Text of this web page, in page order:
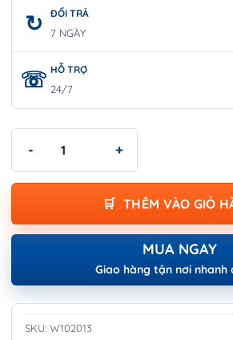
ĐỔI TRẢ
7 NGÀY
HỖ TRỢ
24/7
THÊM VÀO GIỎ
MUA NGAY
Giao hàng tận nơi nhanh
SKU: W102013